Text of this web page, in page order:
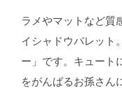
ラメやマットなど質
イシャドウパレット
ー」です。キュート
をがんばるお孫さん